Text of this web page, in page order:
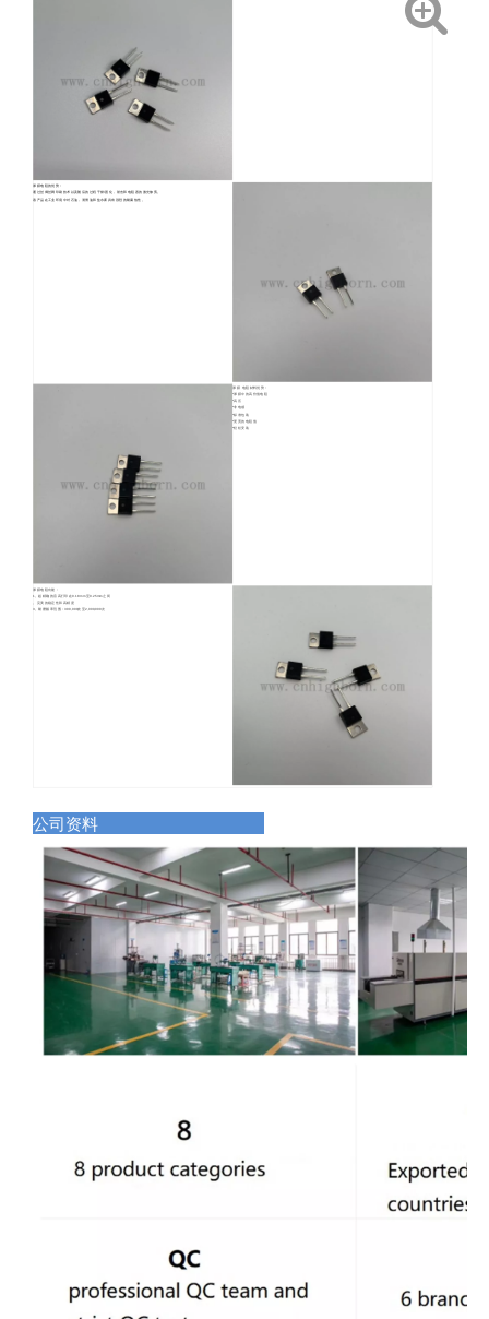
厚膜电阻的优势：
通过丝绸丝网印刷技术以及随后的过程干燥/固化，射击和电阻器的激光修剪。
该产品在工业环境中对石油，润滑油和盐水雾具有强烈的耐腐蚀性。
厚膜 电阻材料优势：
*厚膜中的高价值电阻
*高压
*非电感
*标准包装
*更宽的电阻值
*轻松安装
厚膜电阻功能：
1。超精确的音高打印在0.18mm至0.25mm之间
。完美的稳定性和高精度
3。耐磨频率范围：300,000次至2,000,000次
公司资料